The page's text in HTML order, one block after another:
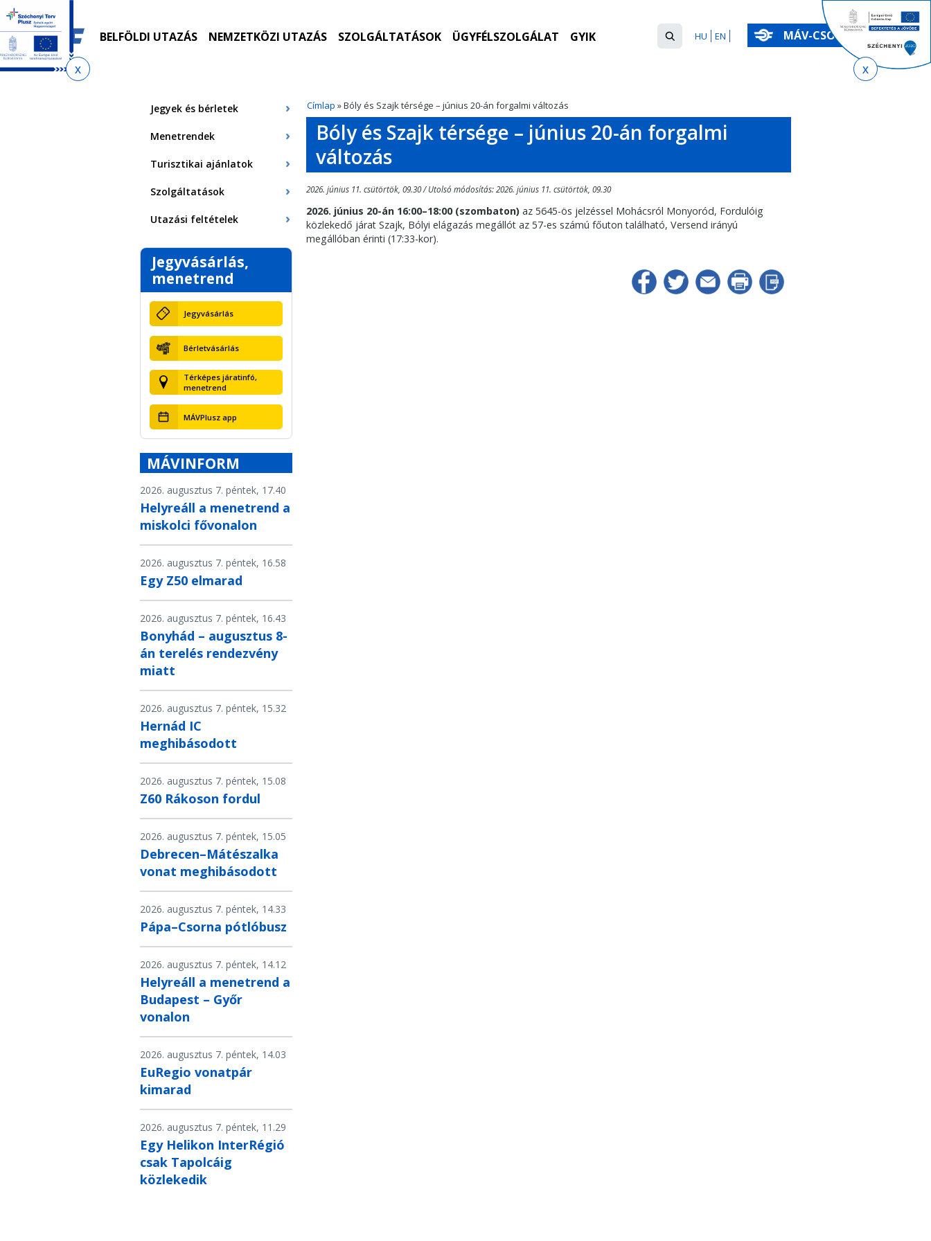
Ugrás
menetrendkeresőhöz
Ugrás
az
almenühöz
Ugrás
tartalomra
Ugrás
az
oldaltérképre
BELFÖLDI UTAZÁS NEMZETKÖZI UTAZÁS SZOLGÁLTATÁSOK ÜGYFÉLSZOLGÁLAT GYIK EN
HU
Keresés
űrlap
Keresés
MÁV-CSOPORT
Címlap » Bóly és Szajk térsége – június 20-án forgalmi változás
Jegyek és bérletek
Menetrendek
Turisztikai ajánlatok
Szolgáltatások
Utazási feltételek
Jegyvásárlás,
menetrend
Jegyvásárlás
Bérletvásárlás
Térképes járatinfó,
menetrend
MÁVPlusz app
MÁVINFORM
2026. augusztus 7. péntek, 17.40
Helyreáll a menetrend a
miskolci fővonalon
2026. augusztus 7. péntek, 16.58
Egy Z50 elmarad
2026. augusztus 7. péntek, 16.43
Bonyhád – augusztus 8-
án terelés rendezvény
miatt
2026. augusztus 7. péntek, 15.32
Hernád IC
meghibásodott
2026. augusztus 7. péntek, 15.08
Z60 Rákoson fordul
2026. augusztus 7. péntek, 15.05
Debrecen–Mátészalka
vonat meghibásodott
2026. augusztus 7. péntek, 14.33
Pápa–Csorna pótlóbusz
2026. augusztus 7. péntek, 14.12
Helyreáll a menetrend a
Budapest – Győr
vonalon
2026. augusztus 7. péntek, 14.03
EuRegio vonatpár
kimarad
2026. augusztus 7. péntek, 11.29
Egy Helikon InterRégió
csak Tapolcáig
közlekedik
Bóly és Szajk térsége – június 20-án forgalmi
változás
2026. június 11. csütörtök, 09.30 / Utolsó módosítás: 2026. június 11. csütörtök, 09.30
2026. június 20-án 16:00–18:00 (szombaton) az 5645-ös jelzéssel Mohácsról Monyoród, Fordulóig
közlekedő járat Szajk, Bólyi elágazás megállót az 57-es számú főuton található, Versend irányú
megállóban érinti (17:33-kor).